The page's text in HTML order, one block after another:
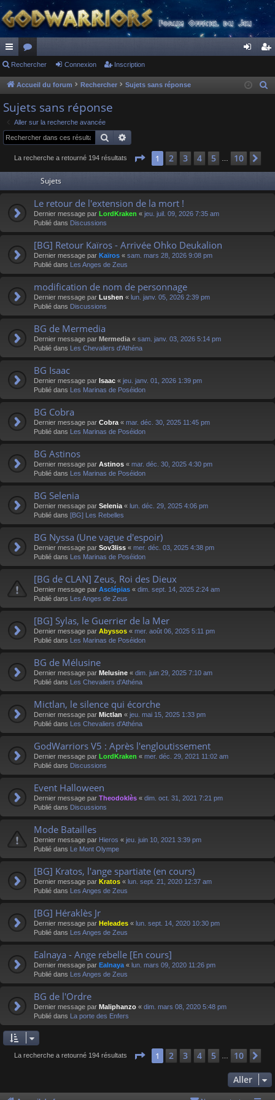
ac
co
ur
ci
s
or
u
s
ne cri
Rechercher Connexion Inscription
Accueil du forum Rechercher Sujets sans réponse
e
Sujets sans réponse
Aller sur la recherche avancée
Rechercher
La recherche a retourné 194 résultats Page 1sur 10
1 2 3 4 5 10
Sujets
Le retour de l'extension de la mort !
Dernier message par LordKraken « jeu. juil. 09, 2026 7:35 am
Publié dans Discussions
[BG] Retour Kaïros - Arrivée Ohko Deukalion
Dernier message par Kaïros « sam. mars 28, 2026 9:08 pm
Publié dans Les Anges de Zeus
modification de nom de personnage
Dernier message par Lushen « lun. janv. 05, 2026 2:39 pm
Publié dans Discussions
BG de Mermedia
Dernier message par Mermedia « sam. janv. 03, 2026 5:14 pm
Publié dans Les Chevaliers d'Athéna
BG Isaac
Dernier message par Isaac « jeu. janv. 01, 2026 1:39 pm
Publié dans Les Marinas de Poséidon
BG Cobra
Dernier message par Cobra « mar. déc. 30, 2025 11:45 pm
Publié dans Les Marinas de Poséidon
BG Astinos
Dernier message par Astinos « mar. déc. 30, 2025 4:30 pm
Publié dans Les Marinas de Poséidon
BG Selenia
Dernier message par Selenia « lun. déc. 29, 2025 4:06 pm
Publié dans [BG] Les Rebelles
BG Nyssa (Une vague d'espoir)
Dernier message par Sov3liss « mer. déc. 03, 2025 4:38 pm
Publié dans Les Marinas de Poséidon
[BG de CLAN] Zeus, Roi des Dieux
Dernier message par Asclépias « dim. sept. 14, 2025 2:24 am
Publié dans Les Anges de Zeus
[BG] Sylas, le Guerrier de la Mer
Dernier message par Abyssos « mer. août 06, 2025 5:11 pm
Publié dans Les Marinas de Poséidon
BG de Mélusine
Dernier message par Melusine « dim. juin 29, 2025 7:10 am
Publié dans Les Chevaliers d'Athéna
Mictlan, le silence qui écorche
Dernier message par Mictlan « jeu. mai 15, 2025 1:33 pm
Publié dans Les Chevaliers d'Athéna
GodWarriors V5 : Après l'engloutissement
Dernier message par LordKraken « mer. déc. 29, 2021 11:02 am
Publié dans Discussions
Event Halloween
Dernier message par Theodoklès « dim. oct. 31, 2021 7:21 pm
Publié dans Discussions
Mode Batailles
Dernier message par Hieros « jeu. juin 10, 2021 3:39 pm
Publié dans Le Mont Olympe
[BG] Kratos, l'ange spartiate (en cours)
Dernier message par Kratos « lun. sept. 21, 2020 12:37 am
Publié dans Les Anges de Zeus
[BG] Héraklès Jr
Dernier message par Heleades « lun. sept. 14, 2020 10:30 pm
Publié dans Les Anges de Zeus
Ealnaya - Ange rebelle [En cours]
Dernier message par Ealnaya « lun. mars 09, 2020 11:26 pm
Publié dans Les Anges de Zeus
BG de l'Ordre
Dernier message par Maliphanzo « dim. mars 08, 2020 5:48 pm
Publié dans La porte des Enfers
La recherche a retourné 194 résultats Page 1sur 10
1 2 3 4 5 10
Aller